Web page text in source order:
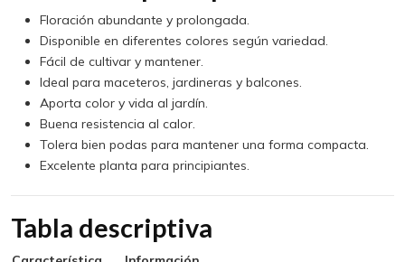
Floración abundante y prolongada.
Disponible en diferentes colores según variedad.
Fácil de cultivar y mantener.
Ideal para maceteros, jardineras y balcones.
Aporta color y vida al jardín.
Buena resistencia al calor.
Tolera bien podas para mantener una forma compacta.
Excelente planta para principiantes.
Tabla descriptiva